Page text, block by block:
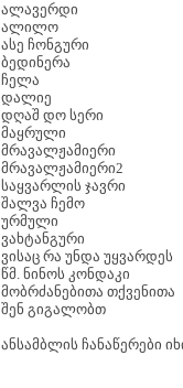
ალავერდი
ალილო
ასე ჩონგური
ბედინერა
ჩელა
დალიე
დღაშ დო სერი
მაყრული
მრავალჟამიერი
მრავალჟამიერი2
საყვარლის ჯავრი
შალვა ჩემო
ურმული
ვახტანგური
ვისაც რა უნდა უყვარდეს
წმ. ნინოს კონდაკი
მობრძანებითა თქვენითა
შენ გიგალობთ
ანსამბლის ჩანაწერები